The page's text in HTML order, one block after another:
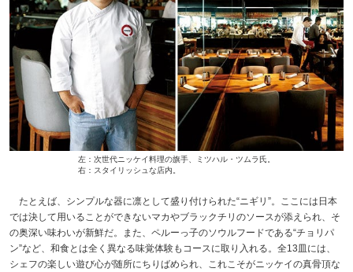
左：次世代ニッケイ料理の旗手、ミツハル・ツムラ氏。
右：スタイリッシュな店内。
たとえば、シンプルな器に凛として盛り付けられた“ニギリ”。ここには日本
では決して用いることができないマカやブラックチリのソースが添えられ、そ
の奥深い味わいが新鮮だ。また、ペルーっ子のソウルフードである“チョリパ
ン”など、和食とは全く異なる味覚体験もコースに取り入れる。全13皿には、
シェフの楽しい遊び心が随所にちりばめられ、これこそがニッケイの真骨頂な